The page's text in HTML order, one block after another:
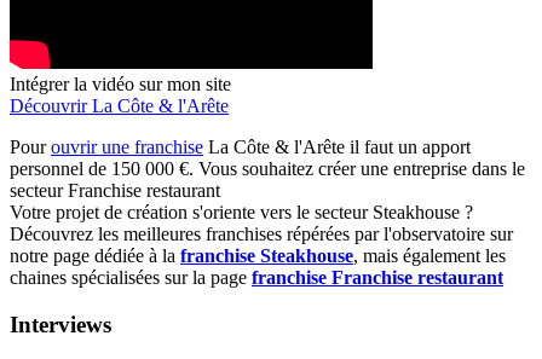
Intégrer la vidéo sur mon site
Découvrir La Côte & l'Arête
Pourouvrir une franchise La Côte & l'Arête il faut un apport
personnel de 150 000 €. Vous souhaitez créer une entreprise dans le
secteur Franchise restaurant
Votre projet de création s'oriente vers le secteur Steakhouse ?
Découvrez les meilleures franchises répérées par l'observatoire sur
notre page dédiée à la franchise Steakhouse, mais également les
chaines spécialisées sur la page franchise Franchise restaurant
Interviews